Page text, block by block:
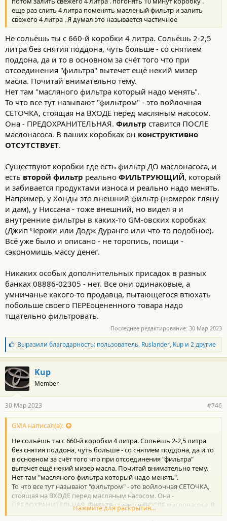
еще раз слить 4 литра поменять масленый фильтр и залить
свежего 4 литра . Я думал это называется частичное
Не сольёшь ты с 660-й коробки 4 литра. Сольёшь 2-2,5
литра без снятия поддона, чуть больше - со снятием
поддона, да и то в основном за счёт того что при
отсоединения "фильтра" вытечет ещё некий мизер
масла. Почитай внимательно тему.
Нет там "масляного фильтра который надо менять".
То что все тут называют "фильтром" - это войлочная
СЕТОЧКА, стоящая на ВХОДЕ перед масляным насосом.
Она - ПРЕДОХРАНИТЕЛЬНАЯ. Фильтр ставится ПОСЛЕ
маслонасоса. В ваших коробках он конструктивно
ОТСУТСТВУЕТ.
Существуют коробки где есть фильтр ДО маслонасоса, и
есть второй фильтр реально ФИЛЬТРУЮЩИЙ, который
и забивается продуктами износа и реально надо менять.
Например, у Хонды это внешний фильтр (номерок гляну
и дам), у Ниссана - тоже внешний, но видел я и
внутренние фильтры в каких-то GM-овских коробках
(Джип Чероки или Додж Дуранго или что-то подобное).
Всё уже было и описано - не торопись, поищи -
сэкономишь массу денег.
Никаких особых дополнительных присадок в разных
банках 08886-02305 - нет. Все они одинаковые, а
умничанье какого-то продавца, пытающегося втюхать
побольше своего ПЕРЕоцененного товара надо
тщательно фильтровать.
Последнее редактирование: 30 Мар 2023
Б
л
а
г
о
д
а
н
о
с
и
:
Выразили благодарность: пользователь, Ruslander, Kupи 2 другие
Kup
Member
30 Мар 2023 #746
GMA написал(а):
Не сольёшь ты с 660-й коробки 4 литра. Сольёшь 2-2,5 литра
без снятия поддона, чуть больше - со снятием поддона, да и то
в основном за счёт того что при отсоединения "фильтра"
вытечет ещё некий мизер масла. Почитай внимательно тему.
Нет там "масляного фильтра который надо менять".
То что все тут называют "фильтром" - это войлочная СЕТОЧКА,
стоящая на ВХОДЕ перед масляным насосом. Она -
ПРЕДОХРАНИТЕЛЬНАЯ.Фильтрставится ПОСЛЕ маслонасоса. В
ваших коробках онконструктивноОТСУТСТВУЕТ.
Нажмите для раскрытия...